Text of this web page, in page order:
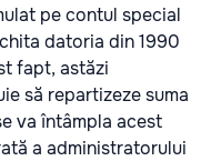
pe contul special
datoria din 1990
fapt, astăzi
să repartizeze suma
va întâmpla acest
a administratorului